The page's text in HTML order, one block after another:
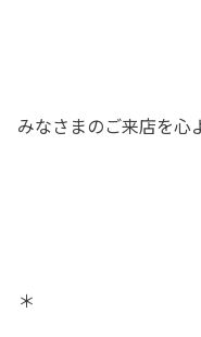
みなさまのご来店を心
＊